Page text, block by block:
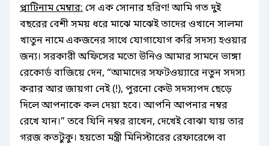
প্লাটিনাম মেম্বার:সে এক সোনার হরিণ! আমি গত দুই
বছরের বেশী সময় ধরে মাঝে মাঝেই তাদের ওখানে সালমা
খাতুন নামে একজনের সাথে যোগাযোগ করি সদস্য হওয়ার
জন্য। সরকারী অফিসের মতো উনিও আমার সামনে ভাঙ্গা
রেকোর্ড বাজিয়ে দেন, “আমাদের সফটওয়্যারে নতুন সদস্য
করার আর জায়গা নেই (!), পুরনো কেউ সদস্যপদ ছেড়ে
দিলে আপনাকে কল দেয়া হবে। আপনি আপনার নম্বর
রেখে যান।” তবে যিনি নম্বর রাখেন, দেখেই বোঝা যায় তার
গরজ কতটুকু। হয়তো মন্ত্রী মিনিস্টারের রেফারেন্সে বা